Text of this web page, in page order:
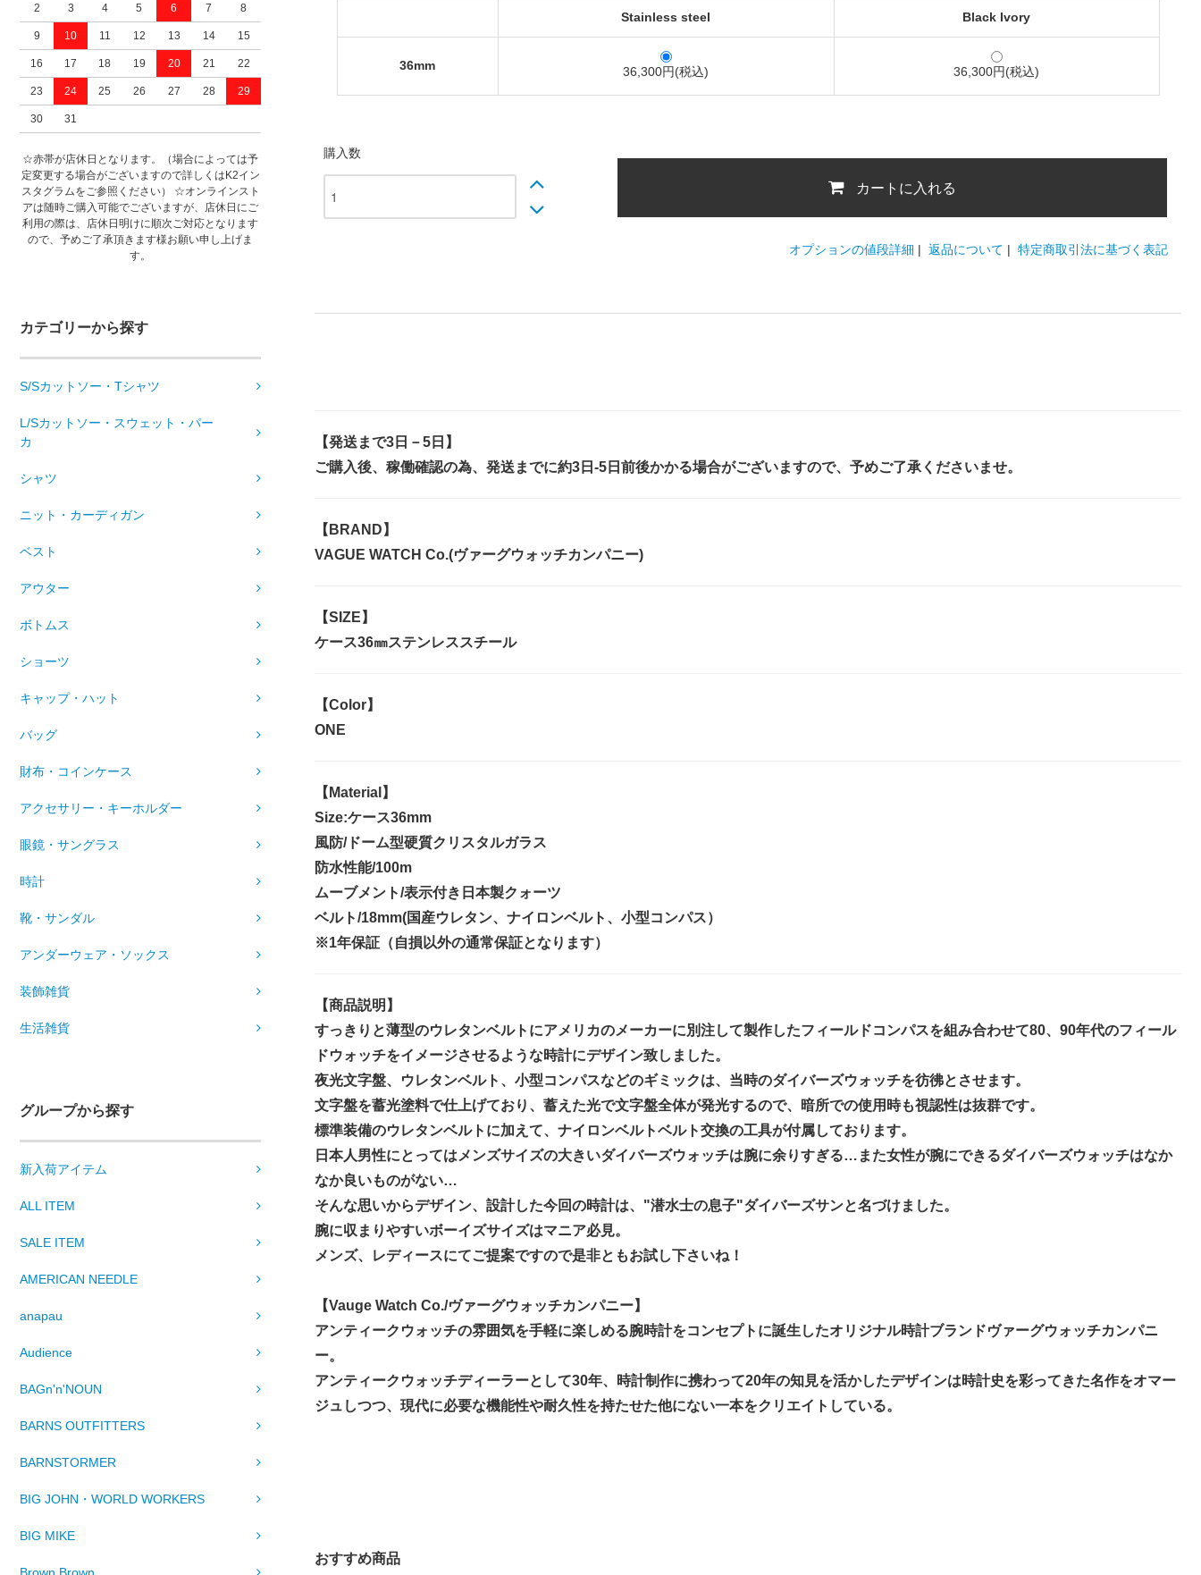
2 3 4 5 6 7 8
9 10 11 12 13 14 15
16 17 18 19 20 21 22
23 24 25 26 27 28 29
30 31
☆赤帯が店休日となります。（場合によっては予
定変更する場合がございますので詳しくはK2イン
スタグラムをご参照ください） ☆オンラインスト
アは随時ご購入可能でございますが、店休日にご
利用の際は、店休日明けに順次ご対応となります
ので、予めご了承頂きます様お願い申し上げま
す。
カテゴリーから探す
S/Sカットソー・Tシャツ
L/Sカットソー・スウェット・パー
カ
シャツ
ニット・カーディガン
ベスト
アウター
ボトムス
ショーツ
キャップ・ハット
バッグ
財布・コインケース
アクセサリー・キーホルダー
眼鏡・サングラス
時計
靴・サンダル
アンダーウェア・ソックス
装飾雑貨
生活雑貨
グループから探す
新入荷アイテム
ALL ITEM
SALE ITEM
AMERICAN NEEDLE
anapau
Audience
BAGn'n'NOUN
BARNS OUTFITTERS
BARNSTORMER
BIG JOHN・WORLD WORKERS
BIG MIKE
Brown Brown
Stainless steel Black Ivory
36mm 36,300円(税込) 36,300円(税込)
購入数
カートに入れる
オプションの値段詳細 | 返品について | 特定商取引法に基づく表記
【発送まで3日－5日】
ご購入後、稼働確認の為、発送までに約3日-5日前後かかる場合がございますので、予めご了承くださいませ。
【BRAND】
VAGUE WATCH Co.(ヴァーグウォッチカンパニー)
【SIZE】
ケース36㎜ステンレススチール
【Color】
ONE
【Material】
Size:ケース36mm
風防/ドーム型硬質クリスタルガラス
防水性能/100m
ムーブメント/表示付き日本製クォーツ
ベルト/18mm(国産ウレタン、ナイロンベルト、小型コンパス）
※1年保証（自損以外の通常保証となります）
【商品説明】
すっきりと薄型のウレタンベルトにアメリカのメーカーに別注して製作したフィールドコンパスを組み合わせて80、90年代のフィール
ドウォッチをイメージさせるような時計にデザイン致しました。
夜光文字盤、ウレタンベルト、小型コンパスなどのギミックは、当時のダイバーズウォッチを彷彿とさせます。
文字盤を蓄光塗料で仕上げており、蓄えた光で文字盤全体が発光するので、暗所での使用時も視認性は抜群です。
標準装備のウレタンベルトに加えて、ナイロンベルトベルト交換の工具が付属しております。
日本人男性にとってはメンズサイズの大きいダイバーズウォッチは腕に余りすぎる…また女性が腕にできるダイバーズウォッチはなか
なか良いものがない…
そんな思いからデザイン、設計した今回の時計は、"潜水士の息子"ダイバーズサンと名づけました。
腕に収まりやすいボーイズサイズはマニア必見。
メンズ、レディースにてご提案ですので是非ともお試し下さいね！
【Vauge Watch Co./ヴァーグウォッチカンパニー】
アンティークウォッチの雰囲気を手軽に楽しめる腕時計をコンセプトに誕生したオリジナル時計ブランドヴァーグウォッチカンパニ
ー。
アンティークウォッチディーラーとして30年、時計制作に携わって20年の知見を活かしたデザインは時計史を彩ってきた名作をオマー
ジュしつつ、現代に必要な機能性や耐久性を持たせた他にない一本をクリエイトしている。
おすすめ商品